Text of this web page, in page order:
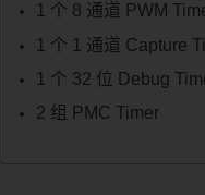
1 个 8 通道 PWM
1 个 1 通道 Capture
1 个 32 位 Debug
2 组 PMC Timer